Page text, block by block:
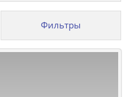
Фильтры